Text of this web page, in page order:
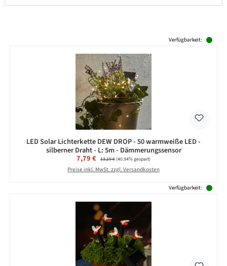
Verfügbarkeit:
LED Solar Lichterkette DEW DROP - 50 warmweiße LED -
silberner Draht - L: 5m - Dämmerungssensor
Verkaufspreis:
7,79 € Regulärer Preis:
13,19 €(40.94% gespart)
Preise inkl. MwSt. zzgl. Versandkosten
Verfügbarkeit: